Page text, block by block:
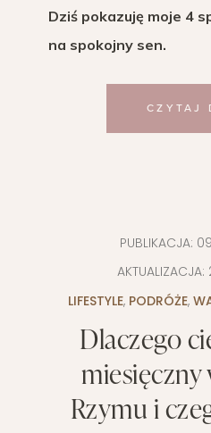
Dziś pokazuję moje 4
na spokojny sen.
CZYTAJ
PUBLIKACJA:
AKTUALIZACJA:
LIFESTYLE, PODRÓŻE,
Dlaczego
Rzymu i